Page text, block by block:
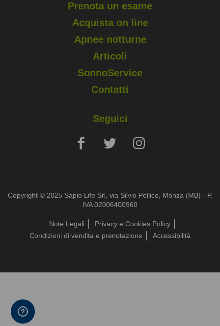
Prenota un esame
Acquista on line
Apnee notturne
Articoli
SonnoService
Contatti
Seguici
Copyright © 2025 Sapio Life Srl, via Silvio Pellico, Monza (MB) - P.
IVA 02006400960
Note Legali
Privacy e Cookies Policy
Condizioni di vendita e prenotazione
Accessibilità